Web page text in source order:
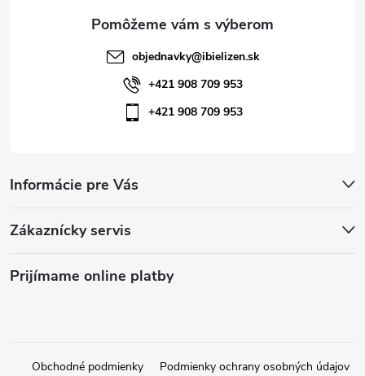
Informácie pre Vás
Zákaznícky servis
Prijímame online platby
objednavky@ibielizen.sk
+421 908 709 953
+421 908 709 953
Obchodné podmienky
Podmienky ochrany osobných údajov